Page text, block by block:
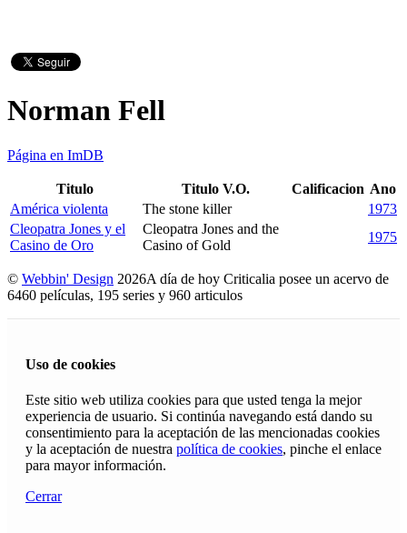
Norman Fell
Página en ImDB
Titulo Titulo V.O. Calificacion Ano
América violenta
The stone killer
1973
Cleopatra Jones y el
Casino de Oro
Cleopatra Jones and the
Casino of Gold
1975
© Webbin' Design 2026A día de hoy Criticalia posee un acervo de
6460 películas, 195 series y 960 articulos
Uso de cookies
Este sitio web utiliza cookies para que usted tenga la mejor
experiencia de usuario. Si continúa navegando está dando su
consentimiento para la aceptación de las mencionadas cookies
y la aceptación de nuestra política de cookies, pinche el enlace
para mayor información.
Cerrar